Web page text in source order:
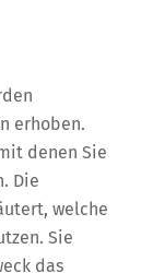
erhoben.
denen Sie
Die
welche
Sie
das